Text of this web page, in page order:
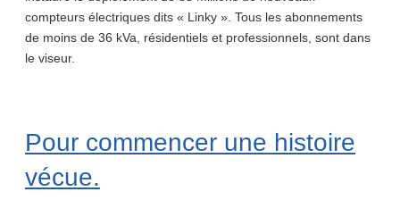
compteurs électriques dits « Linky ». Tous les abonnements
de moins de 36 kVa, résidentiels et professionnels, sont dans
le viseur.
Pour commencer une histoire
vécue.